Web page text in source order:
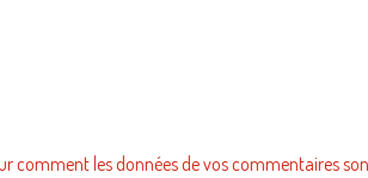
comment les données de vos commentaires